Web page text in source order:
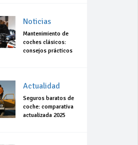
Noticias
Mantenimiento de
coches clásicos:
consejos prácticos
Actualidad
Seguros baratos de
coche: comparativa
actualizada 2025